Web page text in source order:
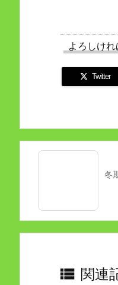
よろしけ
Twitter
冬
 関連